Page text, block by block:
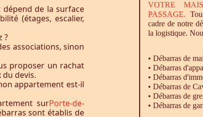
dépend de la surface
(étages, escalier,
?
associations, sinon
proposer un rachat
devis.
appartement est-il
surPorte-de-
sont établis de
VOTRE
PASSAGE.
cadre de notre
la logistique.
• Débarras de
• Débarras
• Débarras
• Débarras de
• Débarras de
• Débarras de